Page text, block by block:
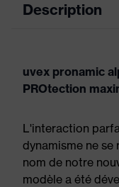
Description
uvex pronamic
PROtection
L'interaction
dynamisme ne
nom de notre
modèle a été